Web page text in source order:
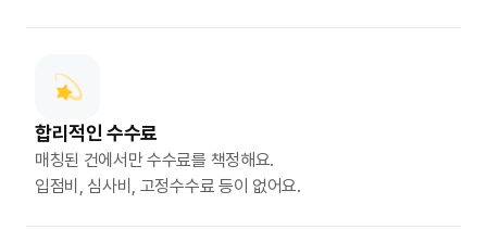
합리적인 수수료
매칭된 건에서만 수수료를 책정해요.
입점비, 심사비, 고정수수료 등이 없어요.